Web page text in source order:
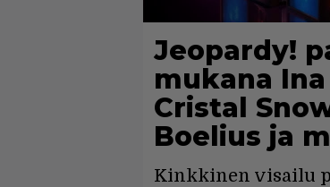
Jeopardy!
mukana
Cristal
Boelius ja
Kinkkinen visailu